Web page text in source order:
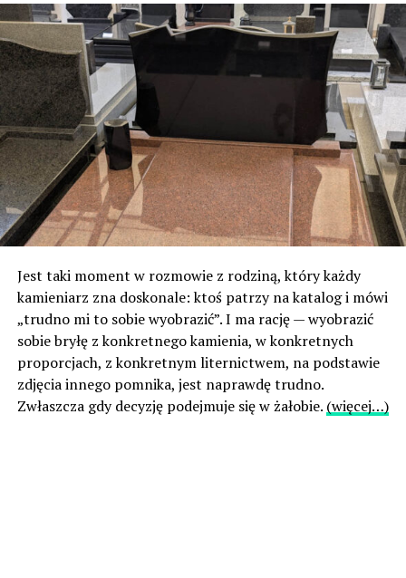
Jest taki moment w rozmowie z rodziną, który każdy
kamieniarz zna doskonale: ktoś patrzy na katalog i mówi
„trudno mi to sobie wyobrazić”. I ma rację — wyobrazić
sobie bryłę z konkretnego kamienia, w konkretnych
proporcjach, z konkretnym liternictwem, na podstawie
zdjęcia innego pomnika, jest naprawdę trudno.
Zwłaszcza gdy decyzję podejmuje się w żałobie. (więcej…)